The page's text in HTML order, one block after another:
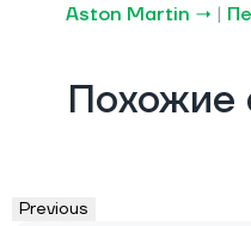
Aston Martin → |
Похожие
Previous